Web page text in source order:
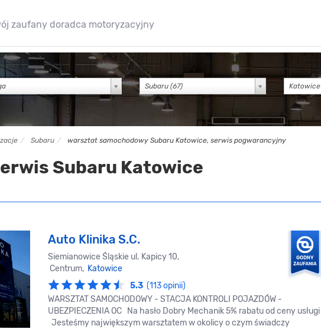
zaufany doradca motoryzacyjny
Subaru (67)
Subaru warsztat samochodowy Subaru Katowice, serwis pogwarancyjny
Subaru Katowice
Auto Klinika S.C.
Siemianowice Śląskie ul. Kapicy 10,
Centrum, Katowice
5.3 (113 opinii)
WARSZTAT SAMOCHODOWY - STACJA KONTROLI POJAZDÓW -
UBEZPIECZENIA OC Na hasło Dobry Mechanik 5% rabatu od ceny usługi
Jesteśmy największym warsztatem w okolicy o czym świadczy